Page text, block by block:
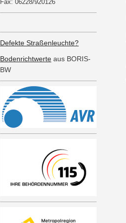
Fax: 06228/920126
Defekte Straßenleuchte?
Bodenrichtwerte aus BORIS-
BW